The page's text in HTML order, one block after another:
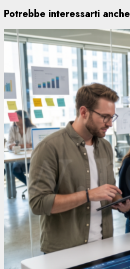
Potrebbe interessarti anche